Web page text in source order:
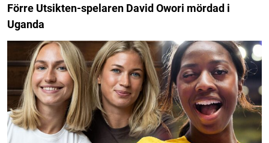
Förre Utsikten-spelaren David Owori mördad i
Uganda